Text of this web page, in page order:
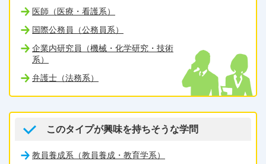
医師（医療・看護系）
国際公務員（公務員系）
企業内研究員（機械・化学研究・技術
系）
弁護士（法務系）
このタイプが興味を持ちそうな学問
教員養成系（教員養成・教育学系）